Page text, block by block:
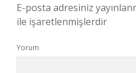
E-posta adresiniz
ile işaretlenmişlerdir
Yorum